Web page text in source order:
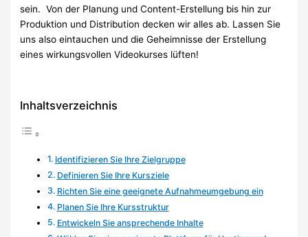
sein. Von der Planung und Content-Erstellung bis hin zur
Produktion und Distribution decken wir alles ab. Lassen Sie
uns also eintauchen und die Geheimnisse der Erstellung
eines wirkungsvollen Videokurses lüften!
Inhaltsverzeichnis
Identifizieren Sie Ihre Zielgruppe
Definieren Sie Ihre Kursziele
Richten Sie eine geeignete Aufnahmeumgebung ein
Planen Sie Ihre Kursstruktur
Entwickeln Sie ansprechende Inhalte